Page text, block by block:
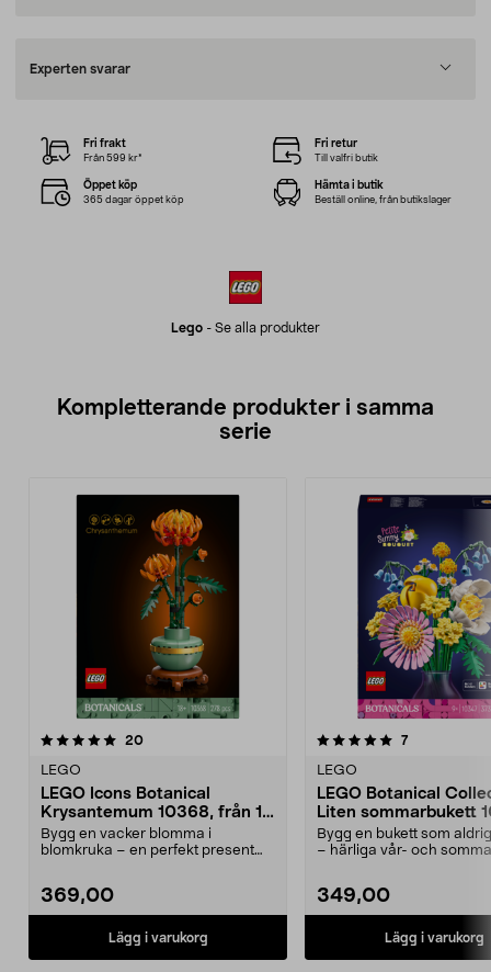
Experten svarar
Lego - Se alla produkter
Fri frakt
Från 599 kr*
Fri retur
Till valfri butik
Öppet köp
365 dagar öppet köp
Hämta i butik
Beställ online, från butikslager
Kompletterande produkter i samma
serie
20recensioner
LEGO
LEGO Icons Botanical
Krysantemum 10368, från 18
år
Bygg en vacker blomma i
blomkruka – en perfekt present
369,00
Lägg i varukorg
5.0av 5 stjärnor 7recensioner
LEGO
LEGO Botanical
Liten sommarbukett
år
Bygg en bukett som
– härliga vår- och
349,00
Lägg i varukorg
5.0av 5 stjärnor